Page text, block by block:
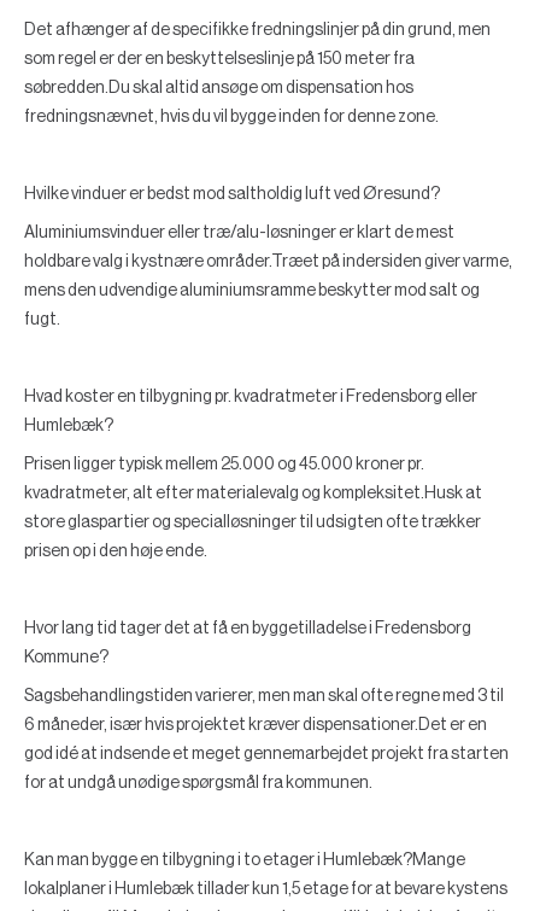
Det afhænger af de specifikke fredningslinjer på din grund, men
som regel er der en beskyttelseslinje på 150 meter fra
søbredden.Du skal altid ansøge om dispensation hos
fredningsnævnet, hvis du vil bygge inden for denne zone.
Hvilke vinduer er bedst mod saltholdig luft ved Øresund?
Aluminiumsvinduer eller træ/alu-løsninger er klart de mest
holdbare valg i kystnære områder.Træet på indersiden giver varme,
mens den udvendige aluminiumsramme beskytter mod salt og
fugt.
Hvad koster en tilbygning pr. kvadratmeter i Fredensborg eller
Humlebæk?
Prisen ligger typisk mellem 25.000 og 45.000 kroner pr.
kvadratmeter, alt efter materialevalg og kompleksitet.Husk at
store glaspartier og specialløsninger til udsigten ofte trækker
prisen op i den høje ende.
Hvor lang tid tager det at få en byggetilladelse i Fredensborg
Kommune?
Sagsbehandlingstiden varierer, men man skal ofte regne med 3 til
6 måneder, især hvis projektet kræver dispensationer.Det er en
god idé at indsende et meget gennemarbejdet projekt fra starten
for at undgå unødige spørgsmål fra kommunen.
Kan man bygge en tilbygning i to etager i Humlebæk?Mange
lokalplaner i Humlebæk tillader kun 1,5 etage for at bevare kystens